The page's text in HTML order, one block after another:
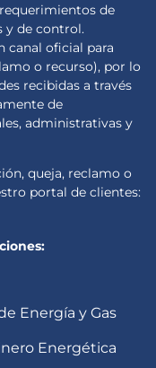
de
y de control.
canal oficial para
o recurso), por lo
recibidas a través
de
administrativas y
queja, reclamo o
portal de clientes:
Energía y Gas
Energética